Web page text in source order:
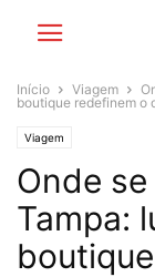
Início Viagem
boutique redefinem o
Viagem
Onde
Tampa: